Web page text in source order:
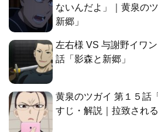
ないんだよ」｜黄泉の
新郷」
左右様 VS 与謝野イワ
話「影森と新郷」
黄泉のツガイ 第１５話
すじ・解説｜拉致され